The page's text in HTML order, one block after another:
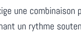
une
un rythme